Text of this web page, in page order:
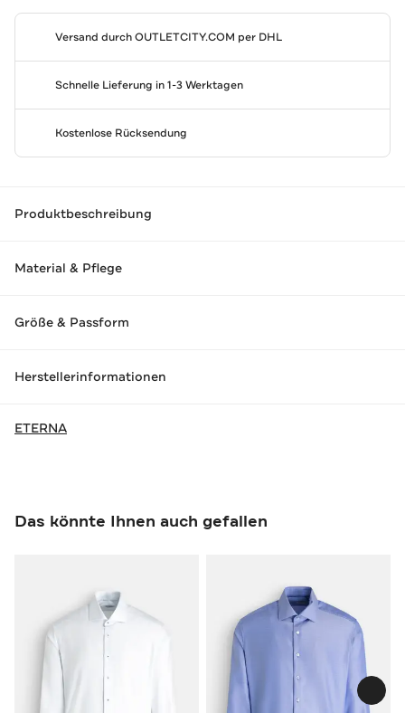
Versand durchOUTLETCITY.COM per DHL
Schnelle Lieferung in 1-3 Werktagen
Kostenlose Rücksendung
Produktbeschreibung
Material & Pflege
Größe & Passform
Herstellerinformationen
ETERNA
Das könnte Ihnen auch gefallen